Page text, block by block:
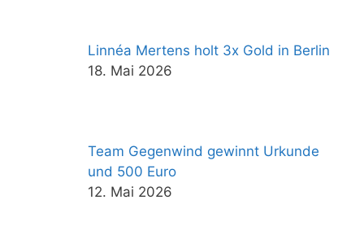
Linnéa Mertens holt 3x Gold in Berlin
18. Mai 2026
Team Gegenwind gewinnt Urkunde
und 500 Euro
12. Mai 2026